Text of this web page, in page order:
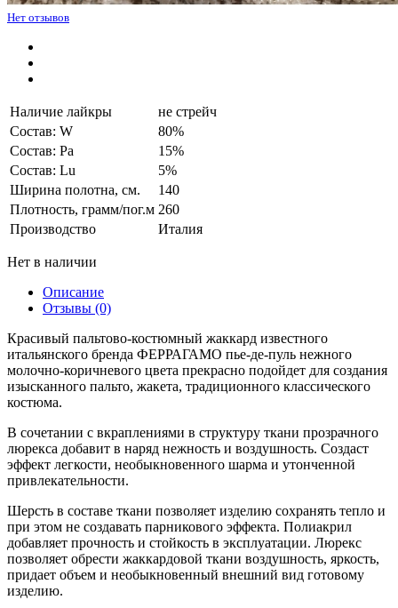
Нет отзывов
Наличие лайкры
не стрейч
Состав: W
80%
Состав: Pa
15%
Состав: Lu
5%
Ширина полотна, см.
140
Плотность, грамм/пог.м 260
Производство
Италия
Нет в наличии
Описание
Отзывы (0)
Красивый пальтово-костюмный жаккард известного
итальянского бренда ФЕРРАГАМО пье-де-пуль нежного
молочно-коричневого цвета прекрасно подойдет для создания
изысканного пальто, жакета, традиционного классического
костюма.
В сочетании с вкраплениями в структуру ткани прозрачного
люрекса добавит в наряд нежность и воздушность. Создаст
эффект легкости, необыкновенного шарма и утонченной
привлекательности.
Шерсть в составе ткани позволяет изделию сохранять тепло и
при этом не создавать парникового эффекта. Полиакрил
добавляет прочность и стойкость в эксплуатации. Люрекс
позволяет обрести жаккардовой ткани воздушность, яркость,
придает объем и необыкновенный внешний вид готовому
изделию.